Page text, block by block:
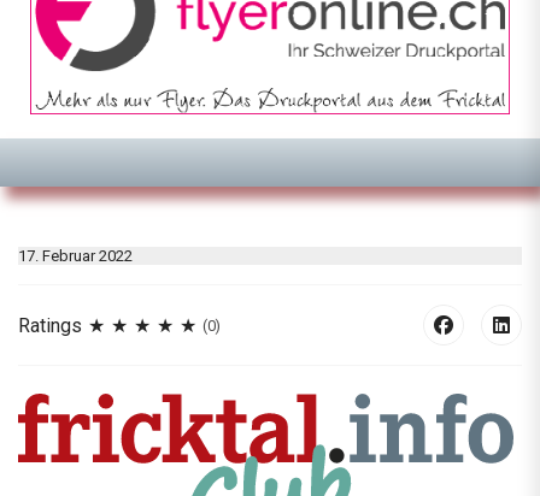
17. Februar 2022
Ratings (0)